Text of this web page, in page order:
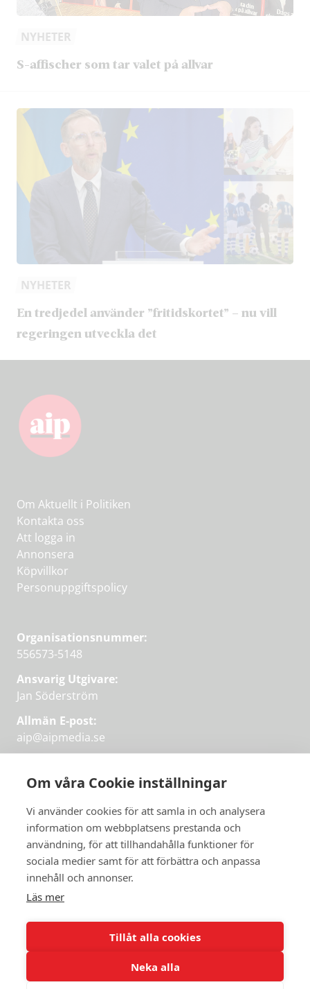
Om våra Cookie inställningar
Vi använder cookies för att samla in och analysera
information om webbplatsens prestanda och
användning, för att tillhandahålla funktioner för
sociala medier samt för att förbättra och anpassa
innehåll och annonser.
Läs mer
Tillåt alla cookies
Neka alla
Få veckans bästa
artiklar i mejlen
varje vecka om våra mest intressanta
JAG VILL HA NYHETSBREV
NYHETER
S-affischer som tar valet på allvar
NYHETER
En tredjedel använder ”fritidskortet” – nu vill
regeringen utveckla det
Om Aktuellt i Politiken
Kontakta oss
Att logga in
Annonsera
Köpvillkor
Personuppgiftspolicy
Organisationsnummer:
556573-5148
Ansvarig Utgivare:
Jan Söderström
Allmän E-post:
aip@aipmedia.se
aip@flowyinfo.seeller 08-1210 60 40.
Instagram
LinkedIn
Twitter
Facebook
Få veckans bästa
artiklar på mejlen
PRENUMERERA